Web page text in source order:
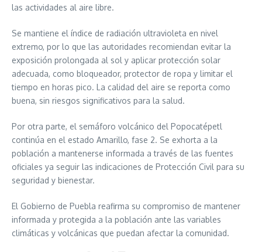
las actividades al aire libre.
Se mantiene el índice de radiación ultravioleta en nivel
extremo, por lo que las autoridades recomiendan evitar la
exposición prolongada al sol y aplicar protección solar
adecuada, como bloqueador, protector de ropa y limitar el
tiempo en horas pico. La calidad del aire se reporta como
buena, sin riesgos significativos para la salud.
Por otra parte, el semáforo volcánico del Popocatépetl
continúa en el estado Amarillo, fase 2. Se exhorta a la
población a mantenerse informada a través de las fuentes
oficiales ya seguir las indicaciones de Protección Civil para su
seguridad y bienestar.
El Gobierno de Puebla reafirma su compromiso de mantener
informada y protegida a la población ante las variables
climáticas y volcánicas que puedan afectar la comunidad.